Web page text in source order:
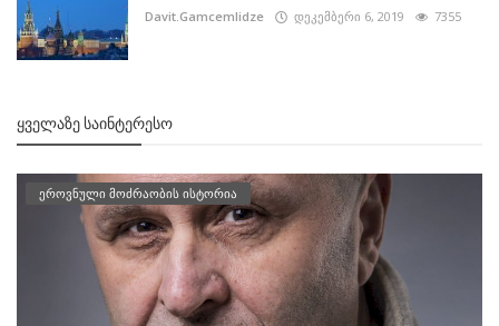
Davit.Gamcemlidze დეკემბერი 6, 2019 7355
ᲧᲕᲔᲚᲐᲖᲔ ᲡᲐᲘᲜᲢᲔᲠᲔᲡᲝ
ეროვნული მოძრაობის ისტორია